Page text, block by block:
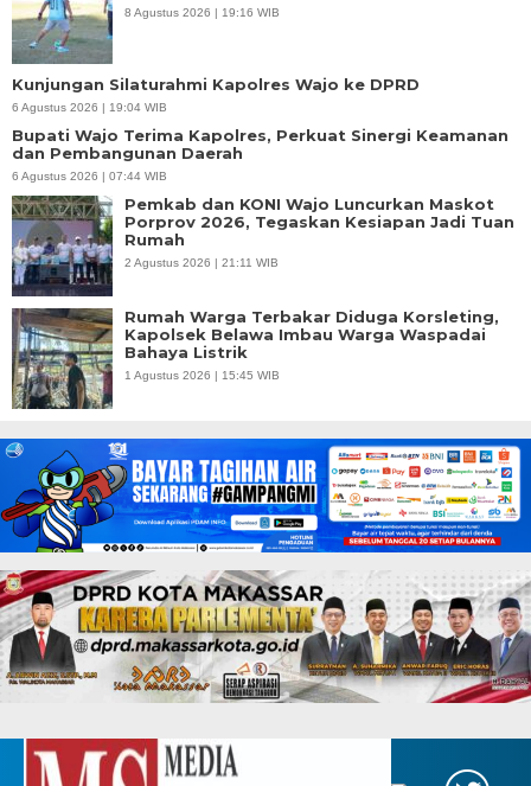
8 Agustus 2026 | 19:16 WIB
Kunjungan Silaturahmi Kapolres Wajo ke DPRD
6 Agustus 2026 | 19:04 WIB
Bupati Wajo Terima Kapolres, Perkuat Sinergi Keamanan
dan Pembangunan Daerah
6 Agustus 2026 | 07:44 WIB
Pemkab dan KONI Wajo Luncurkan Maskot
Porprov 2026, Tegaskan Kesiapan Jadi Tuan
Rumah
2 Agustus 2026 | 21:11 WIB
Rumah Warga Terbakar Diduga Korsleting,
Kapolsek Belawa Imbau Warga Waspadai
Bahaya Listrik
1 Agustus 2026 | 15:45 WIB